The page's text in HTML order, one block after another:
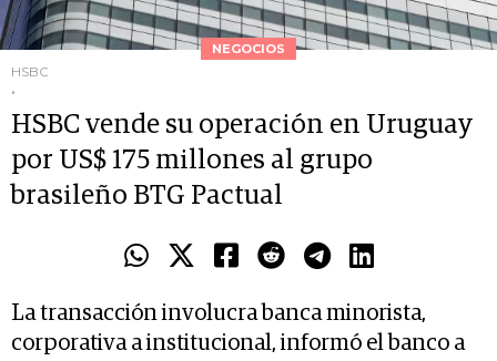
NEGOCIOS
HSBC
.
HSBC vende su operación en Uruguay
por US$ 175 millones al grupo
brasileño BTG Pactual
La transacción involucra banca minorista,
corporativa a institucional, informó el banco a